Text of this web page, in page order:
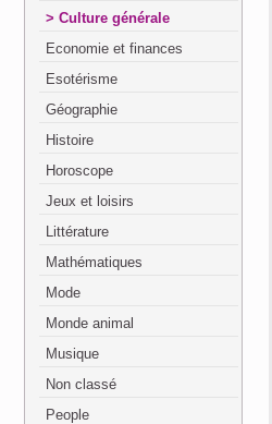
Culture générale
Economie et finances
Esotérisme
Géographie
Histoire
Horoscope
Jeux et loisirs
Littérature
Mathématiques
Mode
Monde animal
Musique
Non classé
People